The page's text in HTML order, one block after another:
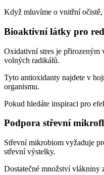
Když mluvíme o vnitřní očistě,
Bioaktivní látky pro
Oxidativní stres je přirozeným
volných radikálů.
Tyto antioxidanty najdete v
organismu.
Pokud hledáte inspiraci pro
Podpora střevní
Střevní mikrobiom vyžaduje
střevní výstelky.
Dostatečné množství vlákniny